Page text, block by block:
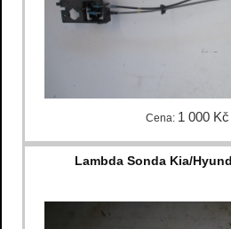
Cena: 1 000 Kč
Lambda Sonda Kia/